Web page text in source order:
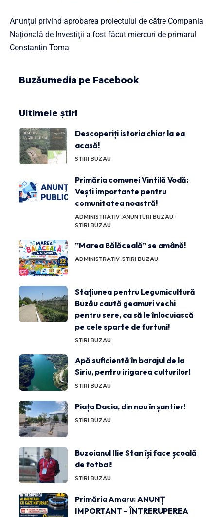
Anunțul privind aprobarea proiectului de către Compania
Națională de Investiții a fost făcut miercuri de primarul
Constantin Toma
Buzăumedia pe Facebook
Ultimele știri
Descoperiți istoria chiar la ea
acasă!
STIRI BUZAU
Primăria comunei Vintilă Vodă:
Vești importante pentru
comunitatea noastră!
ADMINISTRATIV ANUNTURI BUZAU
STIRI BUZAU
”Marea Bălăceală” se amână!
ADMINISTRATIV STIRI BUZAU
Stațiunea pentru Legumicultură
Buzău caută geamuri vechi
pentru sere, ca să le înlocuiască
pe cele sparte de furtuni!
STIRI BUZAU
Apă suficientă în barajul de la
Siriu, pentru irigarea culturilor!
STIRI BUZAU
Piața Dacia, din nou în șantier!
STIRI BUZAU
Buzoianul Ilie Stan își face școală
de fotbal!
STIRI BUZAU
Primăria Amaru: ANUNȚ
IMPORTANT – ÎNTRERUPEREA